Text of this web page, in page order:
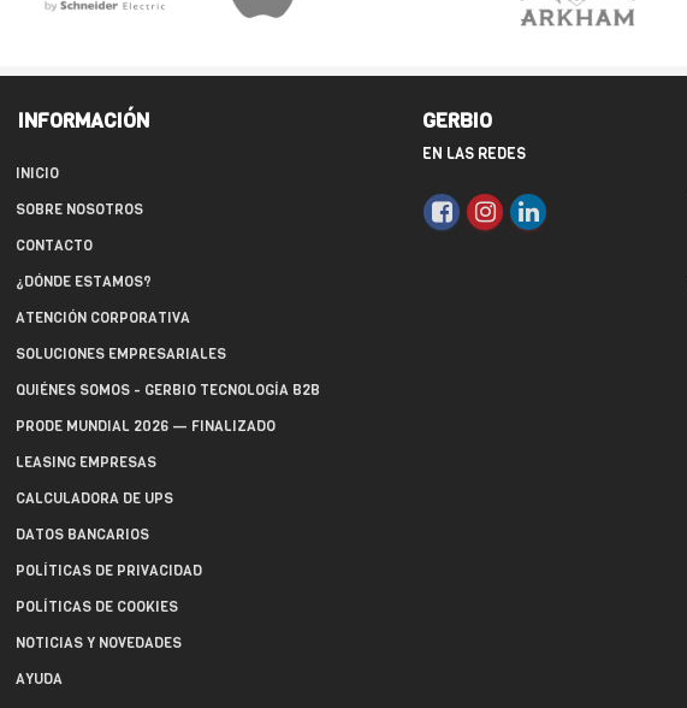
INFORMACIÓN
INICIO
SOBRE NOSOTROS
CONTACTO
¿DÓNDE ESTAMOS?
ATENCIÓN CORPORATIVA
SOLUCIONES EMPRESARIALES
QUIÉNES SOMOS - GERBIO TECNOLOGÍA B2B
PRODE MUNDIAL 2026 — FINALIZADO
LEASING EMPRESAS
CALCULADORA DE UPS
DATOS BANCARIOS
POLÍTICAS DE PRIVACIDAD
POLÍTICAS DE COOKIES
NOTICIAS Y NOVEDADES
AYUDA
GERBIO
EN LAS REDES